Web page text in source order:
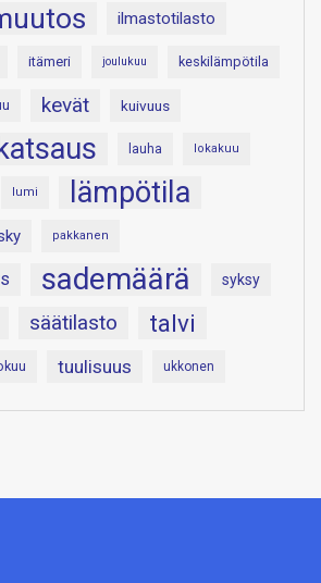
ilmastotilasto
itämeri joulukuu keskilämpötila
kevät kuivuus
lauha lokakuu
lumi lämpötila
pakkanen
sademäärä syksy
säätilasto talvi
tuulisuus ukkonen